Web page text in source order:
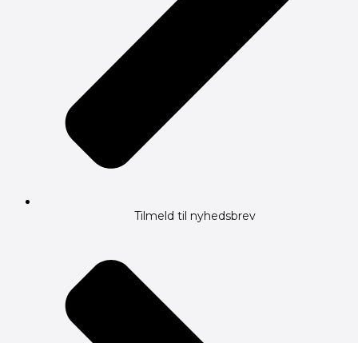
Tilmeld til nyhedsbrev